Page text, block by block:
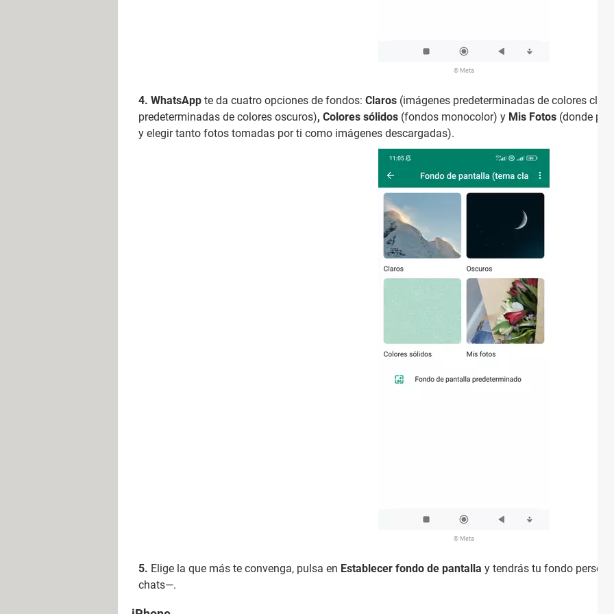
© Meta
WhatsApp te da cuatro opciones de fondos: Claros (imágenes predeterminadas de colores
predeterminadas de colores oscuros), Colores sólidos (fondos monocolor) y Mis Fotos (donde
y elegir tanto fotos tomadas por ti como imágenes descargadas).
© Meta
Elige la que más te convenga, pulsa en Establecer fondo de pantalla y tendrás tu fondo
chats—.